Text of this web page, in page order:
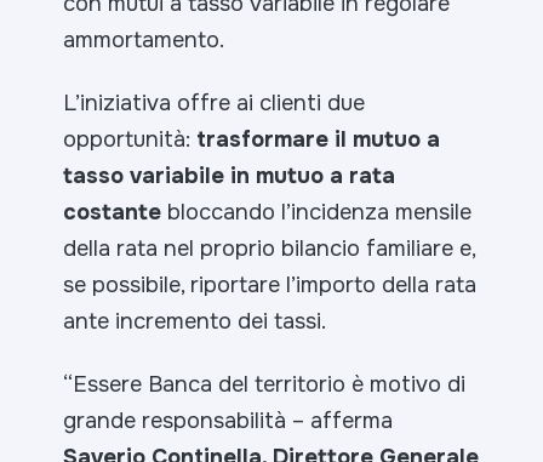
ammortamento.
L’iniziativa offre ai clienti due
opportunità: trasformare il mutuo a
tasso variabile in mutuo a rata
costante bloccando l’incidenza mensile
della rata nel proprio bilancio familiare e,
se possibile, riportare l’importo della rata
ante incremento dei tassi.
“Essere Banca del territorio è motivo di
grande responsabilità – afferma